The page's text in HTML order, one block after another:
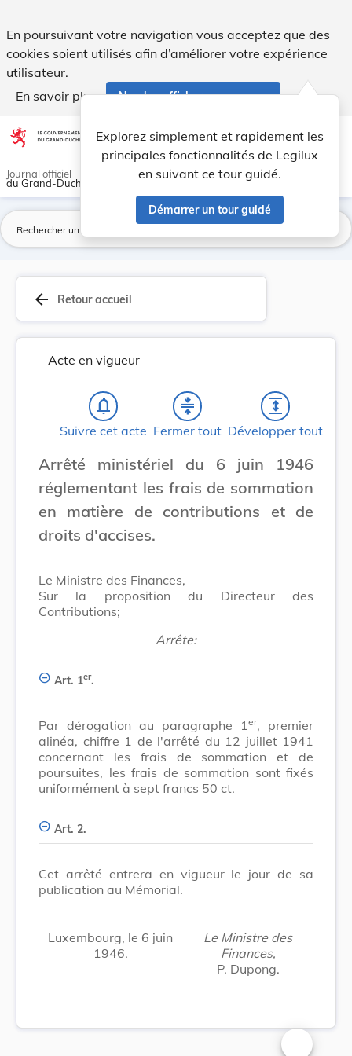
En poursuivant votre navigation vous acceptez que des
cookies soient utilisés afin d’améliorer votre expérience
utilisateur.
En savoir plus
Ne plus afficher ce message
Aller au contenu account_circle help Aide
Explorez simplement et rapidement les
principales fonctionnalités de Legilux
en suivant ce tour guidé.
Démarrer un tour guidé
light_mode dark_mode
Journal officiel
du Grand-Duché de Luxembourg
arrow_back Retour accueil
Acte en vigueur
notifications_none
Suivre cet acte
compress
Fermer tout
expand
Développer tout
Arrêté ministériel du 6 juin 1946
réglementant les frais de sommation
en matière de contributions et de
droits d'accises.
Le Ministre des Finances,
Sur la proposition du Directeur des
Contributions;
Arrête:
Art. 1er.
Par dérogation au paragraphe 1 er, premier
alinéa, chiffre 1 de l'arrêté du 12 juillet 1941
concernant les frais de sommation et de
poursuites, les frais de sommation sont fixés
uniformément à sept francs 50 ct.
Art. 2.
Cet arrêté entrera en vigueur le jour de sa
publication au Mémorial.
Luxembourg, le 6 juin
1946.
Le Ministre des
Finances,
P. Dupong.